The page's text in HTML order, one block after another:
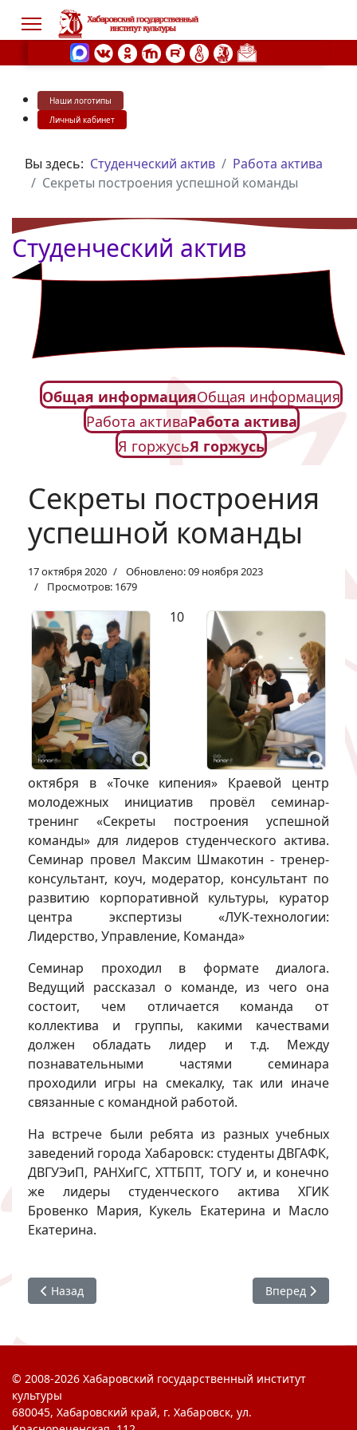
Наши логотипы
Личный кабинет
Вы здесь: Студенческий актив
Работа актива
Секреты построения успешной команды
Студенческий актив
Общая информацияОбщая информация
Работа активаРабота актива
Я горжусьЯ горжусь
Секреты построения
успешной команды
17 октября 2020
Обновлено: 09 ноября 2023
Просмотров: 1679
10
октября в «Точке кипения» Краевой центр
молодежных инициатив провёл семинар-
тренинг «Секреты построения успешной
команды» для лидеров студенческого актива.
Семинар провел Максим Шмакотин - тренер-
консультант, коуч, модератор, консультант по
развитию корпоративной культуры, куратор
центра экспертизы «ЛУК-технологии:
Лидерство, Управление, Команда»
Семинар проходил в формате диалога.
Ведущий рассказал о команде, из чего она
состоит, чем отличается команда от
коллектива и группы, какими качествами
должен обладать лидер и т.д. Между
познавательными частями семинара
проходили игры на смекалку, так или иначе
связанные с командной работой.
На встрече были ребята из разных учебных
заведений города Хабаровск: студенты ДВГАФК,
ДВГУЭиП, РАНХиГС, ХТТБПТ, ТОГУ и, и конечно
же лидеры студенческого актива ХГИК
Бровенко Мария, Кукель Екатерина и Масло
Екатерина.
Предыдущий: С Днём народного единства!
Назад Следующий:
Вперед
© 2008-2026 Хабаровский государственный институт
культуры
680045, Хабаровский край, г. Хабаровск, ул.